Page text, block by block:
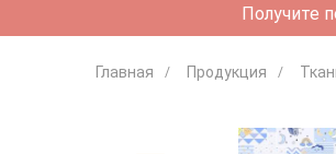
Получите
Главная Продукция